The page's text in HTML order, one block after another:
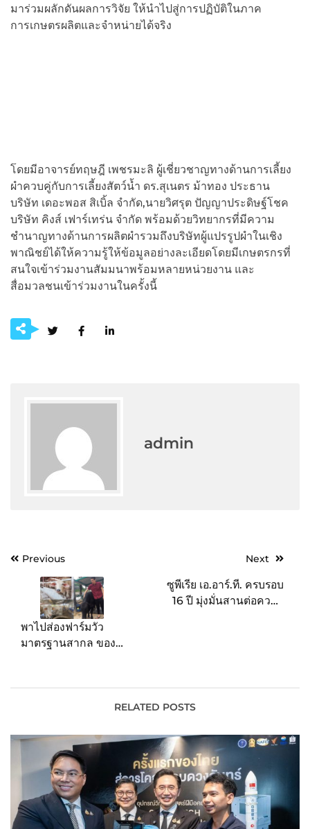
มาร่วมผลักดันผลการวิจัย ให้นำไปสู่การปฏิบัติในภาค
การเกษตรผลิตและจำหน่ายได้จริง
โดยมีอาจารย์ทฤษฎี เพชรมะลิ ผู้เชี่ยวชาญทางด้านการเลี้ยง
ผำควบคู่กับการเลี้ยงสัตว์น้ำ ดร.สุเนตร ม้าทอง ประธาน
บริษัท เดอะพอส สิเบิ้ล จำกัด,นายวิศรุต ปัญญาประดิษฐ์โชค
บริษัท คิงส์ เฟาร์เทร่น จำกัด พร้อมด้วยวิทยากรที่มีความ
ชำนาญทางด้านการผลิตผำรวมถึงบริษัทผู้แปรรูปผำในเชิง
พาณิชย์ได้ให้ความรู้ให้ข้อมูลอย่างละเอียดโดยมีเกษตรกรที่
สนใจเข้าร่วมงานสัมมนาพร้อมหลายหน่วยงาน และ
สื่อมวลชนเข้าร่วมงานในครั้งนี้
admin
PostPrevious
พาไปส่องฟาร์มวัว
มาตรฐานสากล ของ
ธุรกิจผลิตอาหาร “ฮาลาล”
ตั้งแต่ต้นน้ำถึงปลายน้ำ
Next
ซูพีเรีย เอ.อาร์.ที. ครบรอบ
16 ปี มุ่งมั่นสานต่อความ
RELATED POSTS